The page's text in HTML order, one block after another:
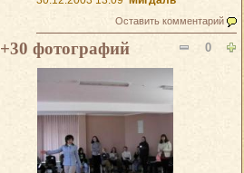
Оставить комментарий
0
+30 фотографий